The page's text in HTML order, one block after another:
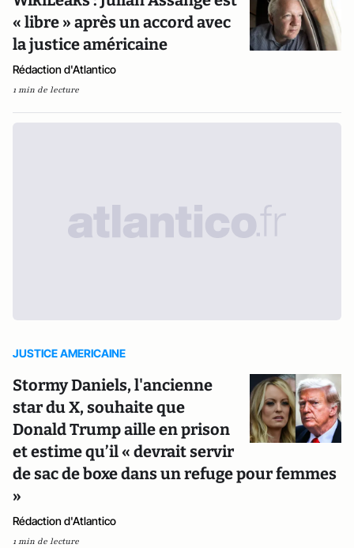
« libre » après un accord avec
la justice américaine
Rédaction d'Atlantico
1 min de lecture
JUSTICE AMERICAINE
Stormy Daniels, l'ancienne
star du X, souhaite que
Donald Trump aille en prison
et estime qu’il « devrait servir
de sac de boxe dans un refuge pour femmes
»
Rédaction d'Atlantico
1 min de lecture